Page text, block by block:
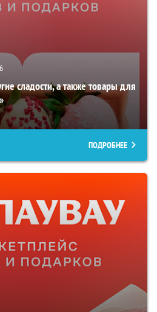
6
сладости, а также товары для
ПОДРОБНЕЕ